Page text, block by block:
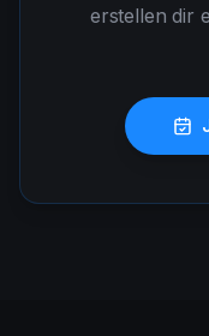
erstellen dir